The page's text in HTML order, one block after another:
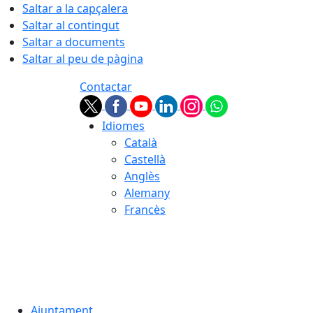
Saltar a la capçalera
Saltar al contingut
Saltar a documents
Saltar al peu de pàgina
Contactar
Idiomes
Català
Castellà
Anglès
Alemany
Francès